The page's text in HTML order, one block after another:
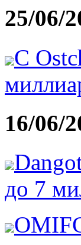
25/06/
С
16/06/
до 7